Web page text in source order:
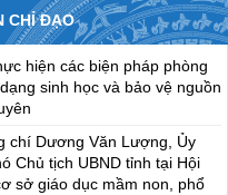
CHỈ ĐẠO
hiện các biện pháp phòng
sinh học và bảo vệ nguồn
chí Dương Văn Lượng, Ủy
Chủ tịch UBND tỉnh tại Hội
sở giáo dục mầm non, phổ